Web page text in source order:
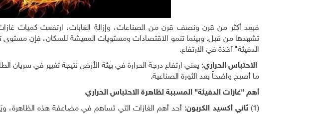
فبعد أكثر من قرن ونصف قرن من الصناعات، وإزالة الغابات، ارتفعت كميات
تشهدها من قبل. وبينما تنمو الاقتصادات ومستويات المعيشة للسكان، فإن مستوى
الدفيئة" آخذة في الارتفاع.
الاحتباس الحراري: يعني ارتفاع درجة الحرارة في بيئة الأرض نتيجة تغيير في سريان
ما أصبح واضحاً بعد الثورة الصناعية.
أهم "غازات الدفيئة" المسببة لظاهرة الاحتباس الحراري
(1)
ثاني أكسيد الكربون: أحد أهم الغازات التي تساهم في مضاعفة هذه الظاهرة،